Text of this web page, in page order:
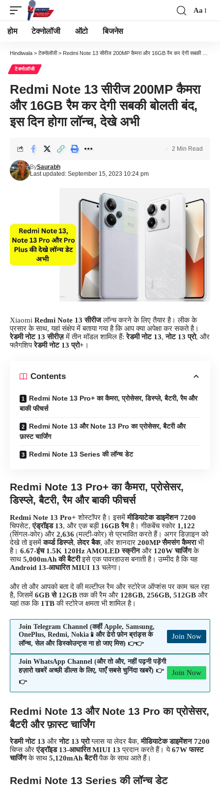
Font
Resizer
Aa
होम टेक्नोलॉजी ऑटो बिजनेस
Hindiwala > टेक्नोलॉजी> Redmi Note 13 सीरीज 200MP कैमरा और 16GB रैम कर देगी सबकी बोलती बंद, इस दिन होगा लॉन्च, देखे अभी
टेक्नोलॉजी
Redmi Note 13 सीरीज 200MP कैमरा
और 16GB रैम कर देगी सबकी बोलती बंद,
इस दिन होगा लॉन्च, देखे अभी
Last updated: September 15, 2023 10:24 pm
BySaurabh
2 Min Read
Xiaomi Redmi Note 13 सीरीजलॉन्च करने के लिए तैयार है। लीक के
प्रसार के साथ, यहां संक्षेप में बताया गया है कि आप क्या अपेक्षा कर सकते है।
रेडमी नोट 13 सीरीज़में तीन मॉडल शामिल हैं:रेडमी नोट 13,नोट 13 प्रो, और
फ्लैगशिपरेडमी नोट 13 प्रो+ ।
Contents
Redmi Note 13 Pro+ का कैमरा, प्रोसेसर, डिस्प्ले, बैटरी, रैम और
बाकी फीचर्स
Redmi Note 13 और Note 13 Pro का प्रोसेसर, बैटरी और
फ़ास्ट चार्जिंग
Redmi Note 13 Series की लॉन्च डेट
Redmi Note 13 Pro+ का कैमरा, प्रोसेसर,
डिस्प्ले, बैटरी, रैम और बाकी फीचर्स
Redmi Note 13 Pro+ शोस्टॉपर है। इसमेंमीडियाटेक डाइमेंशन 7200
चिपसेट,एंड्रॉइड 13, और एक बड़ी 16GB रैमहै। गीकबेंच स्कोर 1,122
(सिंगल-कोर) और 2,636 (मल्टी-कोर) से प्रभावित करते हैं। अगर डिज़ाइन को
देखे तो इसमेंकर्व्ड डिस्प्ले,लेदर बैक, और शानदार 200MP सैमसंग कैमराभी
है। 6.67-इंच 1.5K 120Hz AMOLED स्क्रीनऔर 120W चार्जिंगके
साथ 5,000mAh की बैटरीइसे एक पावरहाउस बनाती है। उम्मीद है कि यह
Android 13-आधारित MIUI 13 चलेगा।
और तो और आपको बता दे की मल्टीप्ल रैम और स्टोरेज ऑप्शंस पर काम चल रहा
है, जिसमें 6GB से 12GBतक की रैम और 128GB, 256GB, 512GB और
यहां तक कि 1TBकी स्टोरेज क्षमता भी शामिल है।
Join Telegram Channel (कहीं Apple, Samsung,
OnePlus, Redmi, Nokia📱और ढेरो फ़ोन ब्रांड्स के
लॉन्च, सेल और डिस्कोउन्ट्स ना हो जाए मिस) 👉👉
Join Now
Join WhatsApp Channel (और तो और, नहीं पढ़नी पड़ेंगी
हज़ारो खबरें अच्छी डील्स के लिए, पाएँ सबसे चुनिंदा खबरें) 👉
👉
Join Now
Redmi Note 13 और Note 13 Pro का प्रोसेसर,
बैटरी और फ़ास्ट चार्जिंग
रेडमी नोट 13 औरनोट 13 प्रोग्लास या लेदर बैक,मीडियाटेक डाइमेंशन 7200
चिप्स औरएंड्रॉइड 13-आधारित MIUI 13 प्रदान करते हैं। ये67W फास्ट
चार्जिंगके साथ 5,120mAh बैटरीपैक के साथ आते हैं।
Redmi Note 13 Series की लॉन्च डेट